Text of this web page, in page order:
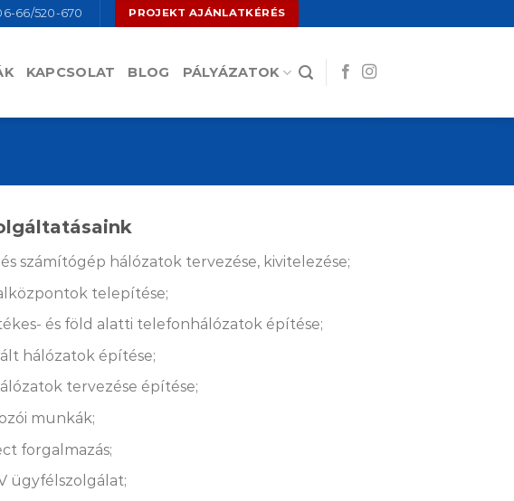
66/520-670 PROJEKT AJÁNLATKÉRÉS
KAPCSOLAT BLOG PÁLYÁZATOK
számítógép hálózatok tervezése, kivitelezése;
telepítése;
és föld alatti telefonhálózatok építése;
hálózatok építése;
tervezése építése;
munkák;
forgalmazás;
ügyfélszolgálat;